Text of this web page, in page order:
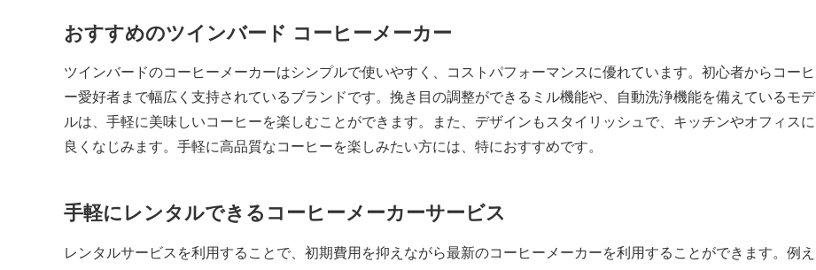
おすすめのツインバード コーヒーメーカー
ツインバードのコーヒーメーカーはシンプルで使いやすく、コストパフォーマンスに優れています。初心者からコーヒ
ー愛好者まで幅広く支持されているブランドです。挽き目の調整ができるミル機能や、自動洗浄機能を備えているモデ
ルは、手軽に美味しいコーヒーを楽しむことができます。また、デザインもスタイリッシュで、キッチンやオフィスに
良くなじみます。手軽に高品質なコーヒーを楽しみたい方には、特におすすめです。
手軽にレンタルできるコーヒーメーカーサービス
レンタルサービスを利用することで、初期費用を抑えながら最新のコーヒーメーカーを利用することができます。例え